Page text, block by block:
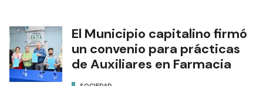
El Municipio capitalino firmó
un convenio para prácticas
de Auxiliares en Farmacia